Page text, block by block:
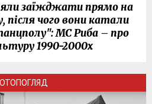
заїжджати прямо на
після чого вони катали
МС Риба – про
1990-2000х